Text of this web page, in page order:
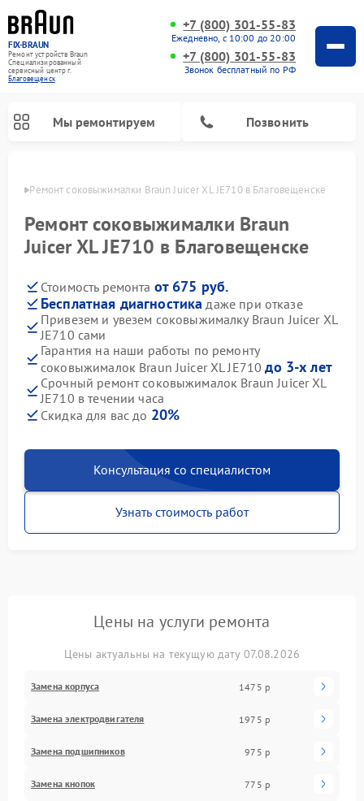
FIX-BRAUN
Ремонт устройств Braun
Специализированный
cервисный центр г.
Благовещенск
+7 (800) 301-55-83
Ежедневно, с 10:00 до 20:00
+7 (800) 301-55-83
Звонок бесплатный по РФ
Мы ремонтируем Позвонить
Ремонт соковыжималки Braun Juicer XL JE710 в Благовещенске
Ремонт соковыжималки Braun
Juicer XL JE710 в Благовещенске
Стоимость ремонта от 675 руб.
Бесплатная диагностика даже при отказе
Привезем и увезем соковыжималку Braun Juicer XL
JE710 сами
Гарантия на наши работы по ремонту
соковыжималок Braun Juicer XL JE710до 3-х лет
Срочный ремонт соковыжималок Braun Juicer XL
JE710 в течении часа
Скидка для вас до 20%
Консультация со специалистом
Узнать стоимость работ
Цены на услуги ремонта
Цены актуальны на текущую дату 07.08.2026
Замена корпуса 1475 р
Замена электродвигателя 1975 р
Замена подшипников 975 р
Замена кнопок 775 р